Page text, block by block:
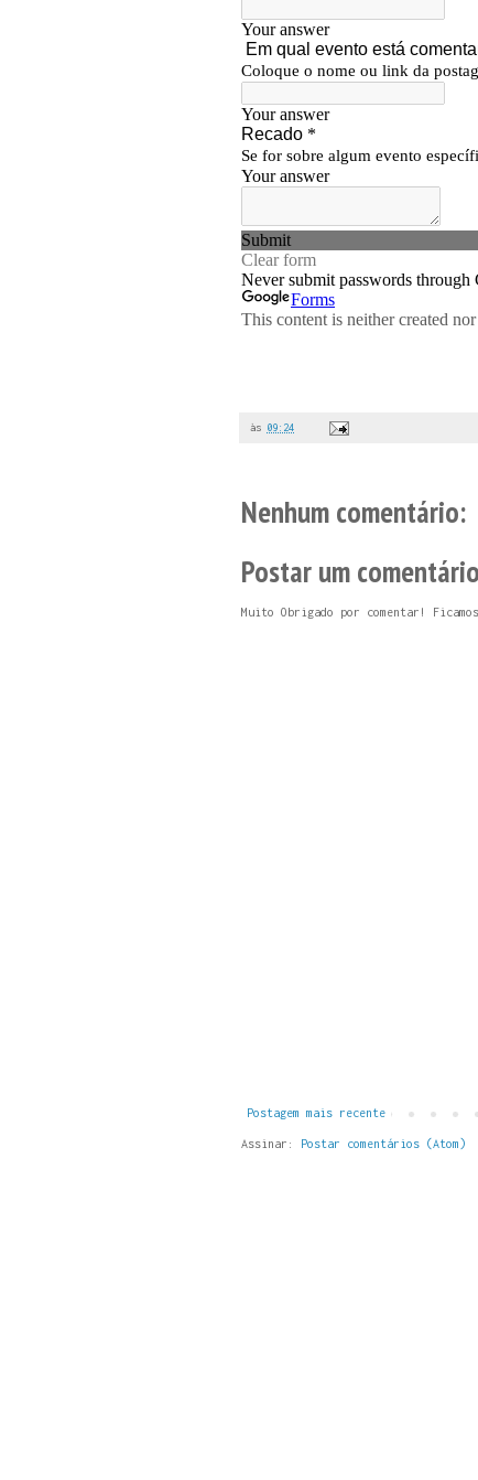
às 09:24
Nenhum comentário:
Postar um comentário
Muito Obrigado por comentar!
Postagem mais recente
Assinar: Postar comentários (Atom)